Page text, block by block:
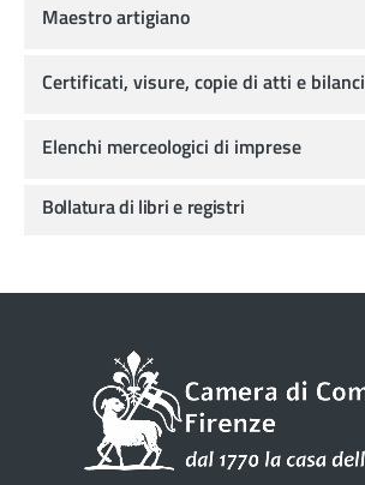
Maestro artigiano
Certificati, visure, copie di atti e bilanci
Elenchi merceologici di imprese
Bollatura di libri e registri